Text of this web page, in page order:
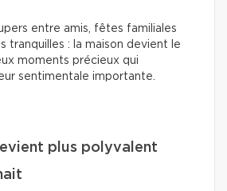
entre amis, fêtes familiales
tranquilles : la maison devient le
moments précieux qui
sentimentale importante.
plus polyvalent